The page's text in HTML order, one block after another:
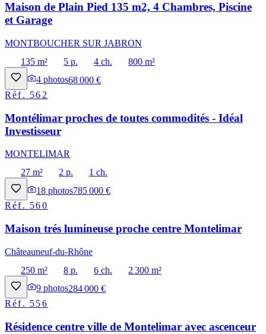
Maison de Plain Pied 135 m2, 4 Chambres, Piscine
et Garage
MONTBOUCHER SUR JABRON
135 m²
5 p. 4 ch.
800 m²
4 photos68 000 €
Réf. 562
Montélimar proches de toutes commodités - Idéal
Investisseur
MONTELIMAR
27 m²
2 p.
1 ch.
18 photos785 000 €
Réf. 560
Maison trés lumineuse proche centre Montelimar
Châteauneuf-du-Rhône
250 m²
8 p. 6 ch.
2 300 m²
9 photos284 000 €
Réf. 556
Résidence centre ville de Montelimar avec ascenceur